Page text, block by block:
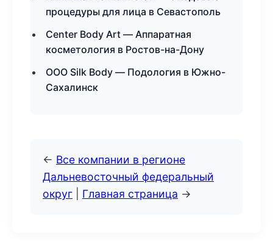
процедуры для лица в Севастополь
Center Body Art — Аппаратная
косметология в Ростов-на-Дону
ООО Silk Body — Подология в Южно-
Сахалинск
← Все компании в регионе
Дальневосточный федеральный
округ
Главная страница →